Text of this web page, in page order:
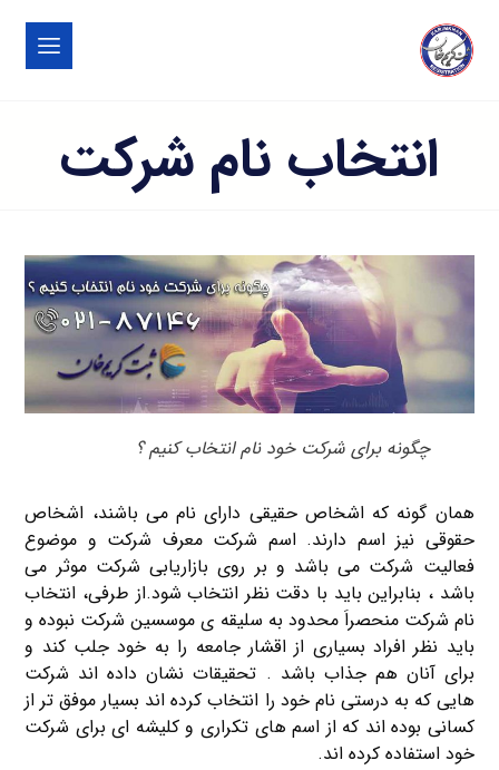
انتخاب نام شرکت
چگونه برای شرکت خود نام انتخاب کنیم ؟
همان گونه که اشخاص حقیقی دارای نام می باشند، اشخاص
حقوقی نیز اسم دارند. اسم شرکت معرف شرکت و موضوع
فعالیت شرکت می باشد و بر روی بازاریابی شرکت موثر می
باشد ، بنابراین باید با دقت نظر انتخاب شود.از طرفی، انتخاب
نام شرکت منحصراَ محدود به سلیقه ی موسسین شرکت نبوده و
باید نظر افراد بسیاری از اقشار جامعه را به خود جلب کند و
برای آنان هم جذاب باشد . تحقیقات نشان داده اند شرکت
هایی که به درستی نام خود را انتخاب کرده اند بسیار موفق تر از
کسانی بوده اند که از اسم های تکراری و کلیشه ای برای شرکت
خود استفاده کرده اند.